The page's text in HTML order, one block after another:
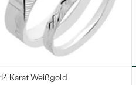
14 Karat Weißgold